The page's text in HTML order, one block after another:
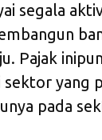
segala
Pajak
sektor yang
pada